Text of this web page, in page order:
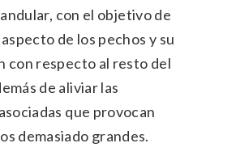
con el objetivo de
de los pechos y su
con respecto al resto del
de aliviar las
que provocan
demasiado grandes.